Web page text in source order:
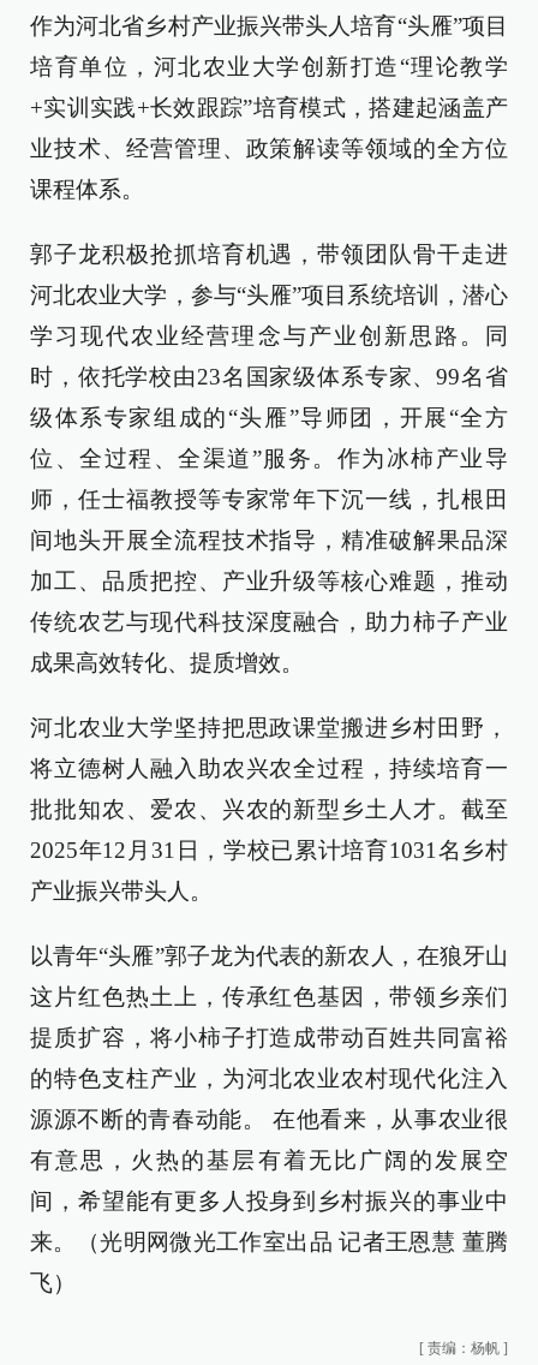
作为河北省乡村产业振兴带头人培育“头雁”项目
培育单位，河北农业大学创新打造“理论教学
+实训实践+长效跟踪”培育模式，搭建起涵盖产
业技术、经营管理、政策解读等领域的全方位
课程体系。
郭子龙积极抢抓培育机遇，带领团队骨干走进
河北农业大学，参与“头雁”项目系统培训，潜心
学习现代农业经营理念与产业创新思路。同
时，依托学校由23名国家级体系专家、99名省
级体系专家组成的“头雁”导师团，开展“全方
位、全过程、全渠道”服务。作为冰柿产业导
师，任士福教授等专家常年下沉一线，扎根田
间地头开展全流程技术指导，精准破解果品深
加工、品质把控、产业升级等核心难题，推动
传统农艺与现代科技深度融合，助力柿子产业
成果高效转化、提质增效。
河北农业大学坚持把思政课堂搬进乡村田野，
将立德树人融入助农兴农全过程，持续培育一
批批知农、爱农、兴农的新型乡土人才。截至
2025年12月31日，学校已累计培育1031名乡村
产业振兴带头人。
以青年“头雁”郭子龙为代表的新农人，在狼牙山
这片红色热土上，传承红色基因，带领乡亲们
提质扩容，将小柿子打造成带动百姓共同富裕
的特色支柱产业，为河北农业农村现代化注入
源源不断的青春动能。 在他看来，从事农业很
有意思，火热的基层有着无比广阔的发展空
间，希望能有更多人投身到乡村振兴的事业中
来。（光明网微光工作室出品 记者王恩慧 董腾
飞）
[ 责编：杨帆 ]